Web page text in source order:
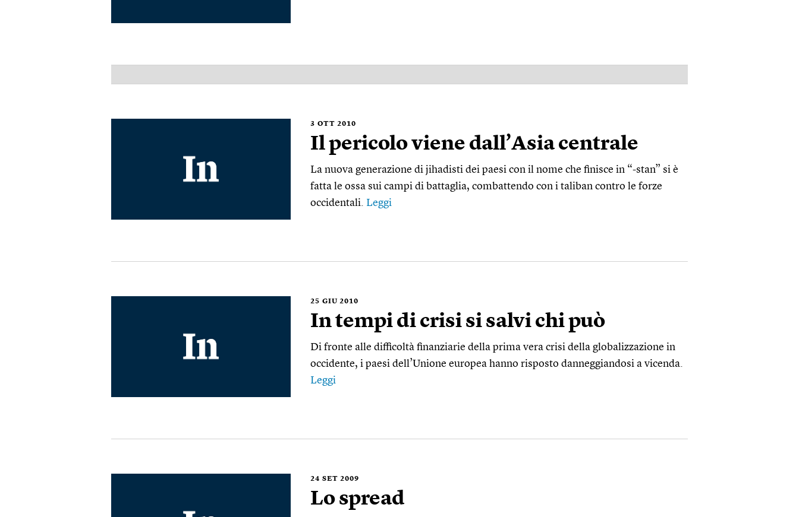
3 OTT 2010
Il pericolo viene dall’Asia centrale
La nuova generazione di jihadisti dei paesi con il nome che finisce in “-stan” si è
fatta le ossa sui campi di battaglia, combattendo con i taliban contro le forze
occidentali. Leggi
25 GIU 2010
In tempi di crisi si salvi chi può
Di fronte alle difficoltà finanziarie della prima vera crisi della globalizzazione in
occidente, i paesi dell’Unione europea hanno risposto danneggiandosi a vicenda.
Leggi
24 SET 2009
Lo spread